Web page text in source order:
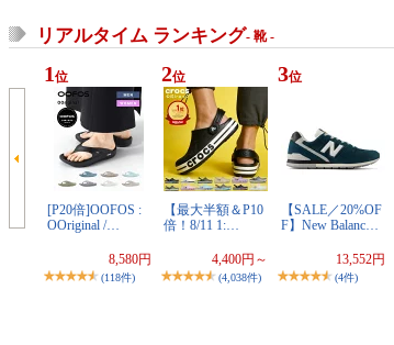
リアルタイム ランキング- 靴 -
1 位
[P20倍]OOFOS :
OOriginal /…
8,580円
(118件)
2位
【最大半額＆P10
倍！8/11 1:…
4,400円～
(4,038件)
3位
【SALE／20%OF
F】New Balanc…
13,552円
(4件)